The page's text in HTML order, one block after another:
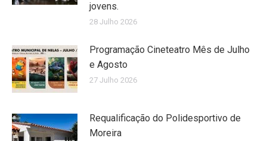
jovens.
28 Julho 2026
Programação Cineteatro Mês de Julho
e Agosto
27 Julho 2026
Requalificação do Polidesportivo de
Moreira